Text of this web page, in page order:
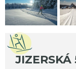
JIZERSKÁ